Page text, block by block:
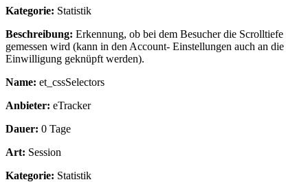
Kategorie: Statistik
Beschreibung: Erkennung, ob bei dem Besucher die Scrolltiefe
gemessen wird (kann in den Account- Einstellungen auch an die
Einwilligung geknüpft werden).
Name: et_cssSelectors
Anbieter: eTracker
Dauer: 0 Tage
Art: Session
Kategorie: Statistik